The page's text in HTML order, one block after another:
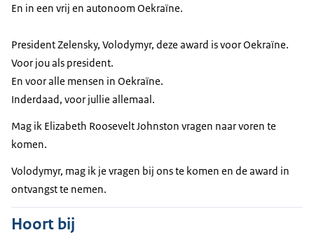
En in een vrij en autonoom Oekraïne.
President Zelensky, Volodymyr, deze award is voor Oekraïne.
Voor jou als president.
En voor alle mensen in Oekraïne.
Inderdaad, voor jullie allemaal.
Mag ik Elizabeth Roosevelt Johnston vragen naar voren te
komen.
Volodymyr, mag ik je vragen bij ons te komen en de award in
ontvangst te nemen.
Hoort bij